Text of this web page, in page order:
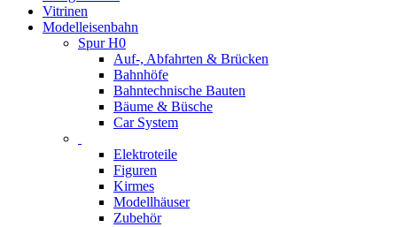
Vitrinen
Modelleisenbahn
Spur H0
Auf-, Abfahrten & Brücken
Bahnhöfe
Bahntechnische Bauten
Bäume & Büsche
Car System
Elektroteile
Figuren
Kirmes
Modellhäuser
Zubehör